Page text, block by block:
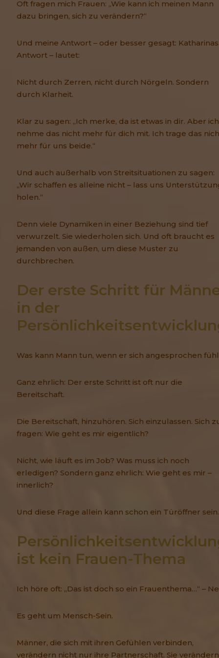
Oft fragen mich Frauen: „Wie kann ich meinen Mann
dazu bringen, sich zu verändern?“
Und meine Antwort – oder besser gesagt: Katharinas
Antwort – lautet:
Nicht durch Zerren, nicht durch Nörgeln. Sondern
durch Klarheit.
Klar zu sagen: „Ich merke, da ist etwas in dir. Aber ich
nehme das nicht mehr für dich mit. Ich trage das
mehr für uns beide.“
Und auch außerhalb von Streitsituationen zu sagen:
„Wir schaffen es alleine nicht – lass uns
holen.“
Denn viele Dynamiken in einer Beziehung sind tief
verwurzelt. Sie wiederholen sich. Und oft braucht es
jemanden von außen, um diese Muster zu
durchbrechen.
Der erste Schritt für
in der
Was kann Mann tun, wenn er sich angesprochen
Ganz ehrlich: Der erste Schritt ist oft nur die
Bereitschaft.
Die Bereitschaft, hinzuhören. Sich einzulassen. Sich
fragen: Wie geht es mir eigentlich?
Nicht, wie läuft es im Job? Was muss ich noch
erledigen? Sondern ganz ehrlich: Wie geht es mir –
innerlich?
Und diese Frage allein kann schon ein Türöffner sein.
ist kein Frauen-Thema
Ich höre oft: „Das ist doch so ein Frauenthema…“ –
Es geht um Mensch-Sein.
Männer, die sich mit ihren Gefühlen verbinden,
verändern nicht nur ihre Partnerschaft. Sie verändern